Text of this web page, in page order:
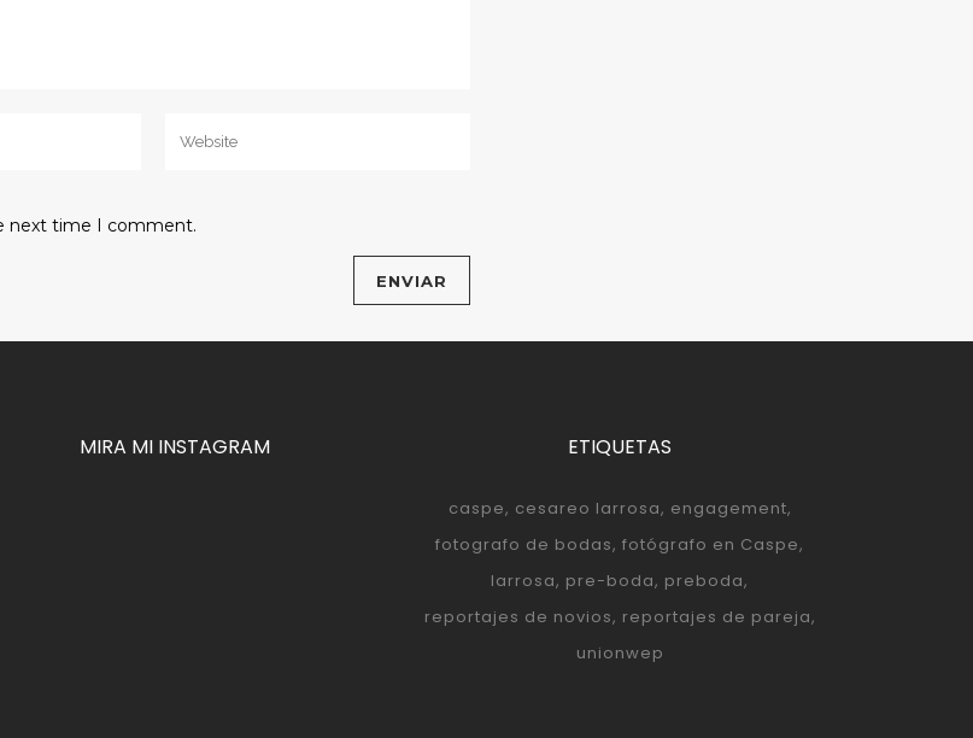
next time I comment.
MIRA MI INSTAGRAM ETIQUETAS
caspe cesareo larrosa engagement
fotografo de bodas fotógrafo en Caspe
larrosa pre-boda preboda
reportajes de novios reportajes de pareja
unionwep